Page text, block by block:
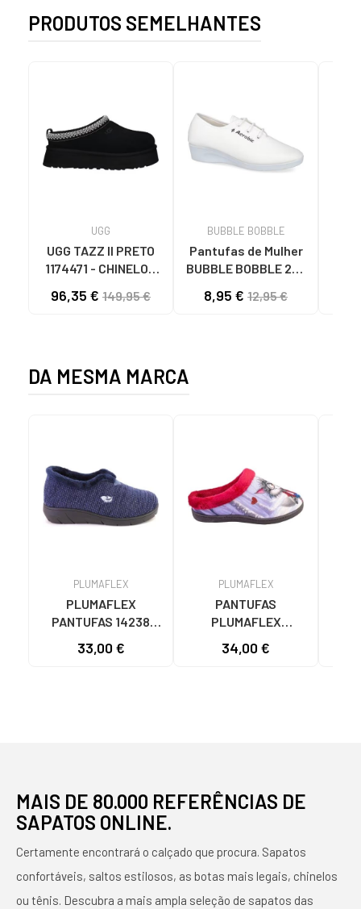
PRODUTOS SEMELHANTES
UGG
UGG TAZZ II PRETO
1174471 - CHINELOS
MULHER BLACK
96,35 € 149,95 €
BUBBLE BOBBLE
Pantufas de Mulher
BUBBLE BOBBLE 200
MUJER BLANCO
8,95 € 12,95 €
DA MESMA MARCA
PLUMAFLEX
PLUMAFLEX
PANTUFAS 14238
MARINO
33,00 €
PLUMAFLEX
PANTUFAS
PLUMAFLEX
VERMELHAS ROJO
34,00 €
MAIS DE 80.000 REFERÊNCIAS DE
SAPATOS ONLINE.
Certamente encontrará o calçado que procura. Sapatos
confortáveis, saltos estilosos, as botas mais legais, chinelos
ou tênis. Descubra a mais ampla seleção de sapatos das